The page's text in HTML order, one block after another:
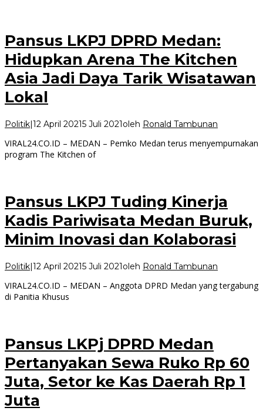
Pansus LKPJ DPRD Medan:
Hidupkan Arena The Kitchen
Asia Jadi Daya Tarik Wisatawan
Lokal
Politik|12 April 20215 Juli 2021oleh Ronald Tambunan
VIRAL24.CO.ID – MEDAN – Pemko Medan terus menyempurnakan
program The Kitchen of
Pansus LKPJ Tuding Kinerja
Kadis Pariwisata Medan Buruk,
Minim Inovasi dan Kolaborasi
Politik 12 April 20215 Juli 2021 oleh Ronald Tambunan
VIRAL24.CO.ID – MEDAN – Anggota DPRD Medan yang tergabung
di Panitia Khusus
Pansus LKPj DPRD Medan
Pertanyakan Sewa Ruko Rp 60
Juta, Setor ke Kas Daerah Rp 1
Juta